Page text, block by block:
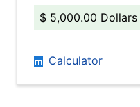
$ 5,000.00 Dollars
Calculator